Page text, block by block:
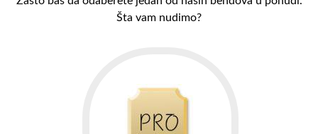
Šta vam nudimo?